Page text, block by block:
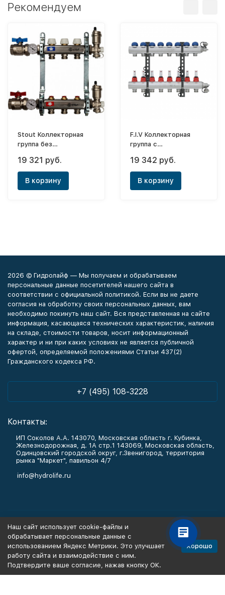
Рекомендуем
Stout Коллекторная
группа без
регулировочными
вентилями 1"x3/4" - 3
выхода
19 321 руб.
В корзину
F.I.V Коллекторная
группа с
выходов
19 342 руб.
В корзину
2026 © Гидролайф — Мы получаем и обрабатываем
персональные данные посетителей нашего сайта в
соответствии с официальной политикой. Если вы не даете
согласия на обработку своих персональных данных, вам
необходимо покинуть наш сайт. Вся представленная на сайте
информация, касающаяся технических характеристик, наличия
на складе, стоимости товаров, носит информационный
характер и ни при каких условиях не является публичной
офертой, определяемой положениями Статьи 437(2)
Гражданского кодекса РФ.
+7 (495) 108-3228
Контакты:
ИП Соколов А.А. 143070, Московская область г. Кубинка,
Железнодорожная, д. 1А стр.1 143069, Московская область,
Одинцовский городской округ, г.Звенигород, территория
рынка "Маркет", павильон 4/7
info@hydrolife.ru
Информация
Политика персональных данных
Наш сайт использует cookie-файлы и
обрабатывает персональные данные с
использованием Яндекс Метрики. Это улучшает
работу сайта и взаимодействие с ним.
Подтвердите ваше согласие, нажав кнопку ОК.
Хорошо